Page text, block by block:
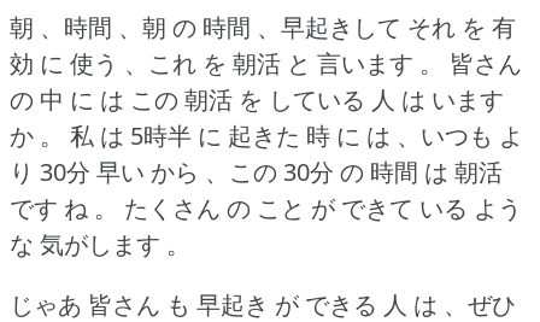
朝 、時間 、朝 の 時間 、早起きして それ を 有
効 に 使う 、これ を 朝活 と 言います 。
皆さん
の 中 に は この 朝活 を している 人 は います
か 。
私 は 5時半 に 起きた 時 に は 、いつも よ
り 30分 早い から 、この 30分 の 時間 は 朝活
です ね 。
たくさん の こと が できて いる よう
な 気がします 。
じゃあ 皆さん も 早起き が できる 人 は 、ぜひ